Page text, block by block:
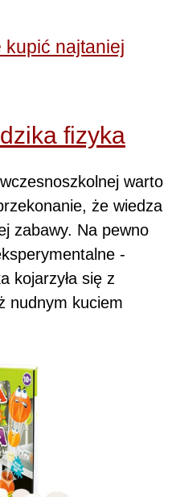
kupić najtaniej
fizyka
warto
że wiedza
zabawy. Na pewno
-
kojarzyła się z
nudnym kuciem